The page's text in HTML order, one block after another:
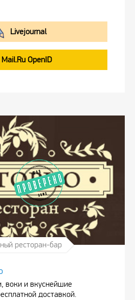
Livejournal
Mail.Ru OpenID
ресторан-бар
воки и вкуснейшие
доставкой.